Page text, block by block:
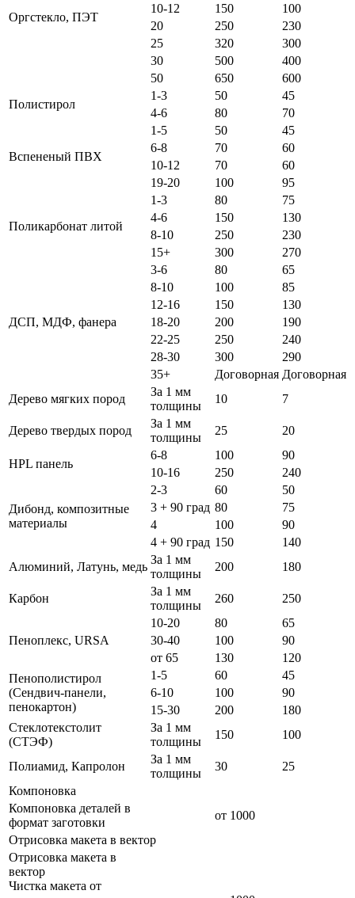
Оргстекло, ПЭТ
10-12
150
100
20
250
230
25
320
300
30
500
400
50
650
600
Полистирол
1-3 50
45
4-6
80 70
Вспененый ПВХ
1-5 50
45
6-8
70
60
10-12
70
60
19-20
100 95
Поликарбонат литой
1-3 80
75
4-6
150
130
8-10
250
230
15+
300 270
ДСП, МДФ, фанера
3-6 80
65
8-10
100
85
12-16
150
130
18-20
200
190
22-25
250
240
28-30
300
290
35+
Договорная Договорная
Дерево мягких пород
За 1 мм
толщины
10 7
Дерево твердых пород
За 1 мм
толщины
25 20
HPL панель
6-8 100
90
10-16
250 240
Дибонд, композитные
материалы
2-3 60
50
3 + 90 град 80
75
4
100
90
4 + 90 град 150
140
Алюминий, Латунь, медь
За 1 мм
толщины
200 180
Карбон
За 1 мм
толщины
260 250
Пеноплекс, URSA
10-20 80
65
30-40
100
90
от 65
130
120
Пенополистирол
(Сендвич-панели,
пенокартон)
1-5 60
45
6-10
100
90
15-30
200
180
Стеклотекстолит
(СТЭФ)
За 1 мм
толщины
150 100
Полиамид, Капролон
За 1 мм
толщины
30
25
Компоновка
Компоновка деталей в
формат заготовки
от 1000
Отрисовка макета в вектор
Отрисовка макета в
вектор
Чистка макета от